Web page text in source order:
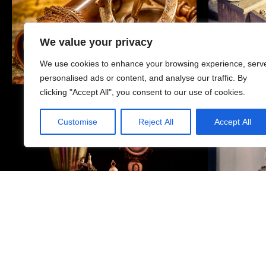
We value your privacy
We use cookies to enhance your browsing experience,
personalised ads or content, and analyse our traffic. By
clicking "Accept All", you consent to our use of cookies.
Customise Reject All Accept All